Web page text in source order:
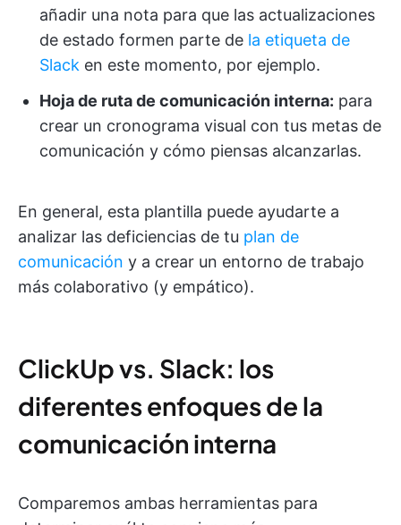
añadir una nota para que las actualizaciones
de estado formen parte de la etiqueta de
Slack en este momento, por ejemplo.
Hoja de ruta de comunicación interna: para
crear un cronograma visual con tus metas de
comunicación y cómo piensas alcanzarlas.
En general, esta plantilla puede ayudarte a
analizar las deficiencias de tu plan de
comunicación y a crear un entorno de trabajo
más colaborativo (y empático).
ClickUp vs. Slack: los
diferentes enfoques de la
comunicación interna
Comparemos ambas herramientas para